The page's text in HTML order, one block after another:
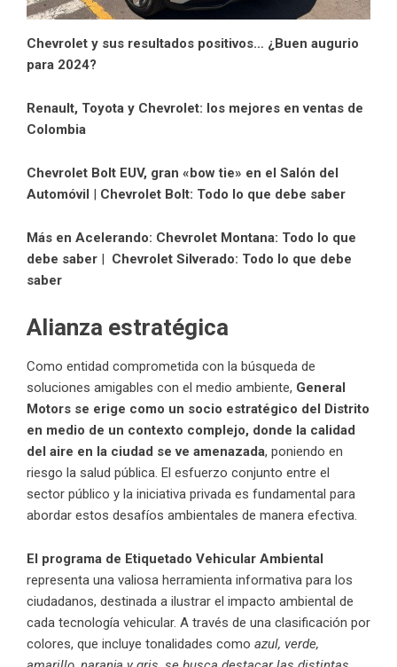
Chevrolet y sus resultados positivos… ¿Buen augurio
para 2024?
Renault, Toyota y Chevrolet: los mejores en ventas de
Colombia
Chevrolet Bolt EUV, gran «bow tie» en el Salón del
Automóvil | Chevrolet Bolt: Todo lo que debe saber
Más en Acelerando: Chevrolet Montana: Todo lo que
debe saber | Chevrolet Silverado: Todo lo que debe
saber
Alianza estratégica
Como entidad comprometida con la búsqueda de
soluciones amigables con el medio ambiente, General
Motors se erige como un socio estratégico del Distrito
en medio de un contexto complejo, donde la calidad
del aire en la ciudad se ve amenazada, poniendo en
riesgo la salud pública. El esfuerzo conjunto entre el
sector público y la iniciativa privada es fundamental para
abordar estos desafíos ambientales de manera efectiva.
El programa de Etiquetado Vehicular Ambiental
representa una valiosa herramienta informativa para los
ciudadanos, destinada a ilustrar el impacto ambiental de
cada tecnología vehicular. A través de una clasificación por
colores, que incluye tonalidades como azul, verde,